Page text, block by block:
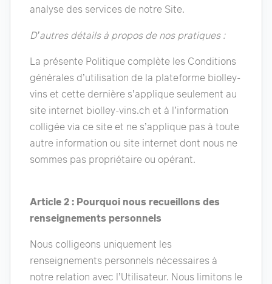
analyse des services de notre Site.
D’autres détails à propos de nos pratiques :
La présente Politique complète les Conditions
générales d’utilisation de la plateforme biolley-
vins et cette dernière s’applique seulement au
site internet biolley-vins.ch et à l’information
colligée via ce site et ne s’applique pas à toute
autre information ou site internet dont nous ne
sommes pas propriétaire ou opérant.
Article 2 : Pourquoi nous recueillons des
renseignements personnels
Nous colligeons uniquement les
renseignements personnels nécessaires à
notre relation avec l’Utilisateur. Nous limitons le